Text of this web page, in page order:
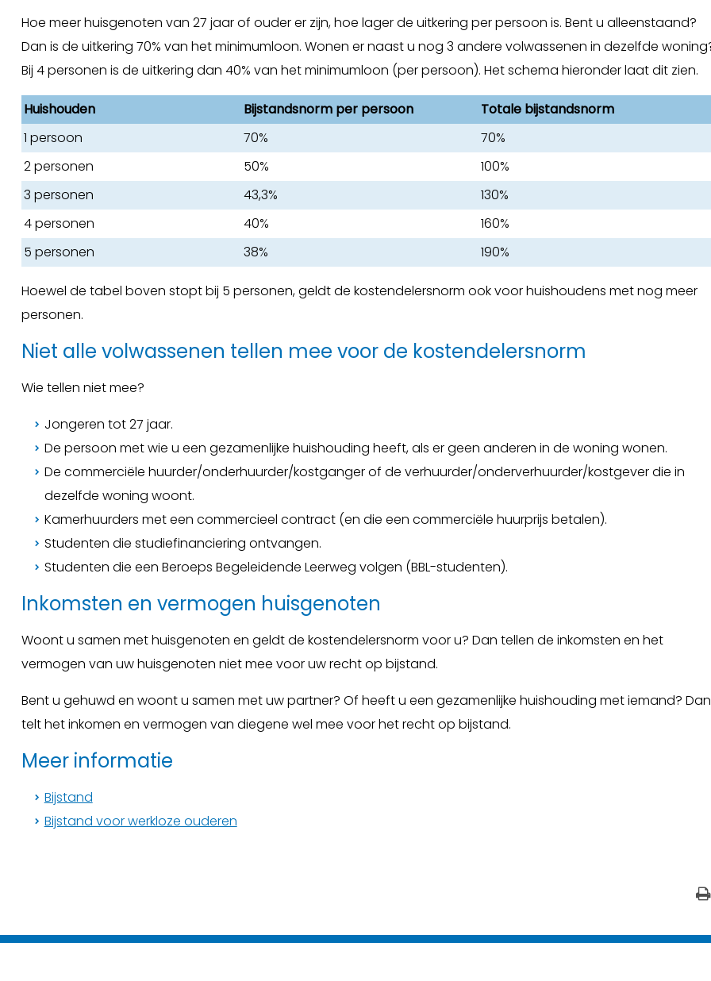
Hoe meer huisgenoten van 27 jaar of ouder er zijn, hoe lager de uitkering per persoon is. Bent u alleenstaand?
Dan is de uitkering 70% van het minimumloon. Wonen er naast u nog 3 andere volwassenen in dezelfde
Bij 4 personen is de uitkering dan 40% van het minimumloon (per persoon). Het schema hieronder laat dit zien.
Huishouden Bijstandsnorm per persoon
Totale bijstandsnorm
1 persoon
70%
70%
2 personen
50%
100%
3 personen
43,3%
130%
4 personen
40%
160%
5 personen
38% 190%
Hoewel de tabel boven stopt bij 5 personen, geldt de kostendelersnorm ook voor huishoudens met nog meer
personen.
Niet alle volwassenen tellen mee voor de kostendelersnorm
Wie tellen niet mee?
Jongeren tot 27 jaar.
De persoon met wie u een gezamenlijke huishouding heeft, als er geen anderen in de woning wonen.
De commerciële huurder/onderhuurder/kostganger of de verhuurder/onderverhuurder/kostgever die in
dezelfde woning woont.
Kamerhuurders met een commercieel contract (en die een commerciële huurprijs betalen).
Studenten die studiefinanciering ontvangen.
Studenten die een Beroeps Begeleidende Leerweg volgen (BBL-studenten).
Inkomsten en vermogen huisgenoten
Woont u samen met huisgenoten en geldt de kostendelersnorm voor u? Dan tellen de inkomsten en het
vermogen van uw huisgenoten niet mee voor uw recht op bijstand.
Bent u gehuwd en woont u samen met uw partner? Of heeft u een gezamenlijke huishouding met iemand? Dan
telt het inkomen en vermogen van diegene wel mee voor het recht op bijstand.
Meer informatie
Bijstand
Bijstand voor werkloze ouderen